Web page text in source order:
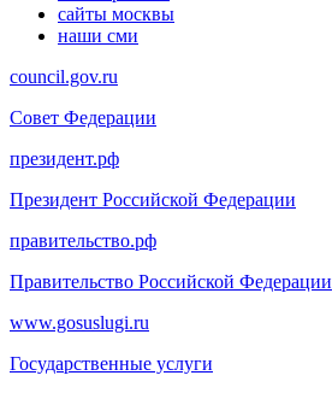
сайты москвы
наши сми
council.gov.ru
Совет Федерации
президент.рф
Президент Российской Федерации
правительство.рф
Правительство Российской Федерации
www.gosuslugi.ru
Государственные услуги